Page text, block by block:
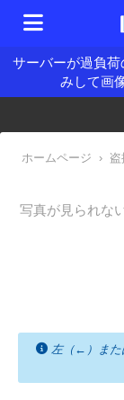
サーバーが過負
みして画
ホームページ › 盗
写真が見られな
左（←）また